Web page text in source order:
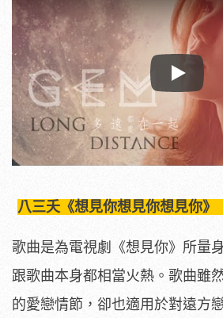
Play
八三夭《想見你想見你想見你》
歌曲是為電視劇《想見你》所量
跟歌曲本身都相當火熱。歌曲雖
的愛戀情節，卻也適用於對遠方